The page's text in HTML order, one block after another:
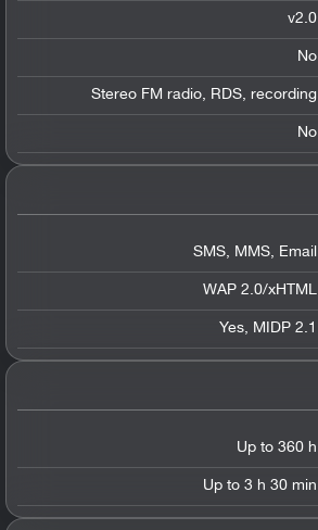
v2.0
No
Stereo FM radio, RDS, recording
No
SMS, MMS, Email
WAP 2.0/xHTML
Yes, MIDP 2.1
Up to 360 h
Up to 3 h 30 min